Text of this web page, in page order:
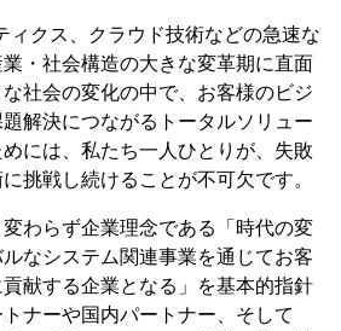
ィクス、クラウド技術などの急速な
・社会構造の大きな変革期に直面
社会の変化の中で、お客様のビジ
解決につながるトータルソリュー
には、私たち一人ひとりが、失敗
挑戦し続けることが不可欠です。
わらず企業理念である「時代の変
なシステム関連事業を通じてお客
献する企業となる」を基本的指針
ナーや国内パートナー、そして